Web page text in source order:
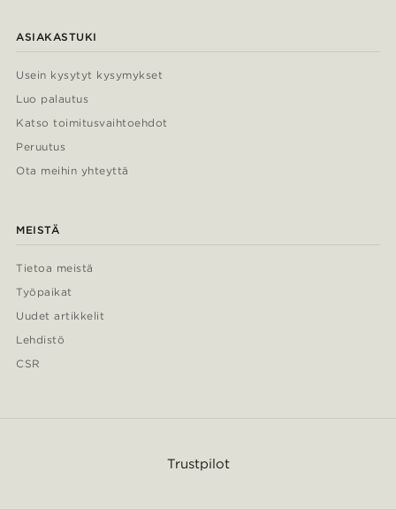
ASIAKASTUKI
Usein kysytyt kysymykset
Luo palautus
Katso toimitusvaihtoehdot
Peruutus
Ota meihin yhteyttä
MEISTÄ
Tietoa meistä
Työpaikat
Uudet artikkelit
Lehdistö
CSR
Trustpilot